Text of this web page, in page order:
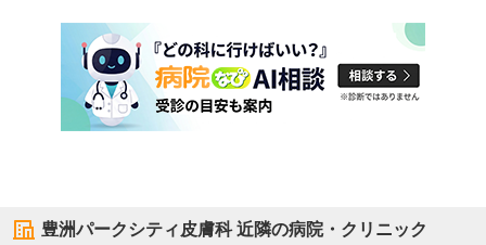
豊洲パークシティ皮膚科近隣の病院・クリニック